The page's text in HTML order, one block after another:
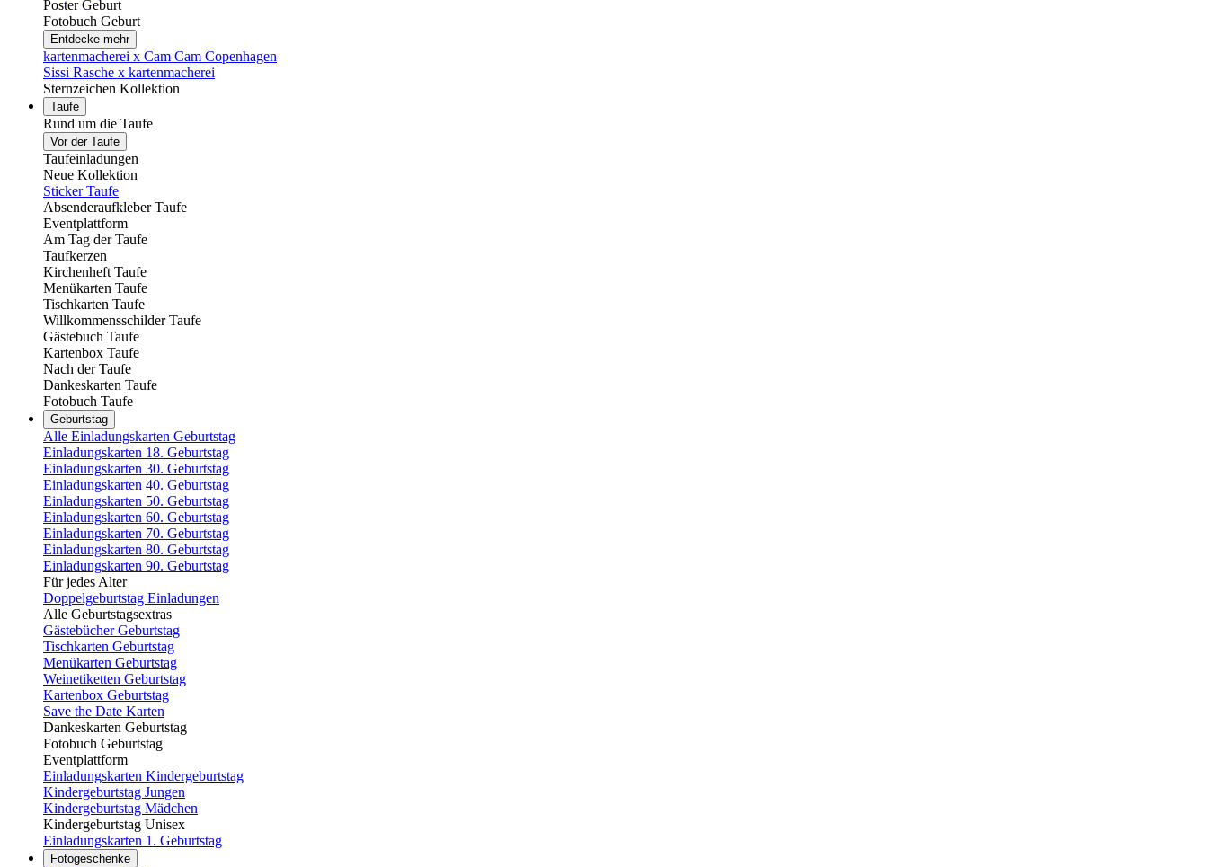
Poster Geburt
Fotobuch Geburt
Entdecke mehr
kartenmacherei x Cam Cam Copenhagen
Sissi Rasche x kartenmacherei
Sternzeichen Kollektion
Taufe
Rund um die Taufe
Vor der Taufe
Taufeinladungen
Neue Kollektion
Sticker Taufe
Absenderaufkleber Taufe
Eventplattform
Am Tag der Taufe
Taufkerzen
Kirchenheft Taufe
Menükarten Taufe
Tischkarten Taufe
Willkommensschilder Taufe
Gästebuch Taufe
Kartenbox Taufe
Nach der Taufe
Dankeskarten Taufe
Fotobuch Taufe
Geburtstag
Alle Einladungskarten Geburtstag
Einladungskarten 18. Geburtstag
Einladungskarten 30. Geburtstag
Einladungskarten 40. Geburtstag
Einladungskarten 50. Geburtstag
Einladungskarten 60. Geburtstag
Einladungskarten 70. Geburtstag
Einladungskarten 80. Geburtstag
Einladungskarten 90. Geburtstag
Für jedes Alter
Doppelgeburtstag Einladungen
Alle Geburtstagsextras
Gästebücher Geburtstag
Tischkarten Geburtstag
Menükarten Geburtstag
Weinetiketten Geburtstag
Kartenbox Geburtstag
Save the Date Karten
Dankeskarten Geburtstag
Fotobuch Geburtstag
Eventplattform
Einladungskarten Kindergeburtstag
Kindergeburtstag Jungen
Kindergeburtstag Mädchen
Kindergeburtstag Unisex
Einladungskarten 1. Geburtstag
Fotogeschenke